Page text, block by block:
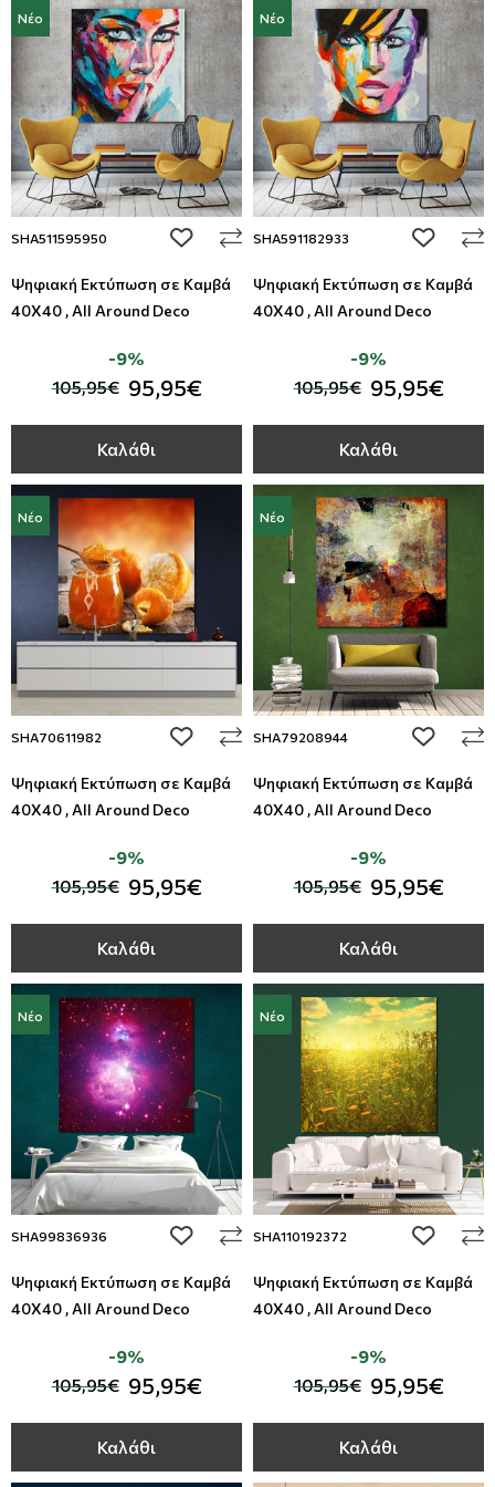
Νέο
SHA511595950 add to wishlist
Ψηφιακή Εκτύπωση σε Καμβά
40Χ40 , All Around Deco
105,95€ 95,95€
-9%
Καλάθι
Νέο
SHA591182933 add to
Ψηφιακή Εκτύπωση σε Καμβά
40Χ40 , All Around Deco
105,95€ 95,95€
-9%
Καλάθι
Νέο
SHA70611982 add to wishlist
Ψηφιακή Εκτύπωση σε Καμβά
40Χ40 , All Around Deco
105,95€ 95,95€
-9%
Καλάθι
Νέο
SHA79208944 add to
Ψηφιακή Εκτύπωση σε Καμβά
40Χ40 , All Around Deco
105,95€ 95,95€
-9%
Καλάθι
Νέο
SHA99836936 add to wishlist
Ψηφιακή Εκτύπωση σε Καμβά
40Χ40 , All Around Deco
105,95€ 95,95€
-9%
Καλάθι
Νέο
SHA110192372 add to
Ψηφιακή Εκτύπωση σε Καμβά
40Χ40 , All Around Deco
105,95€ 95,95€
-9%
Καλάθι